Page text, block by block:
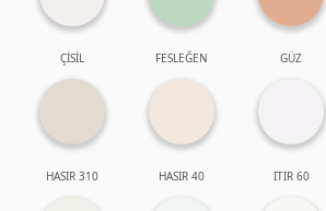
ÇİSİL FESLEĞEN GÜZ
HASIR 310 HASIR 40 ITIR 60